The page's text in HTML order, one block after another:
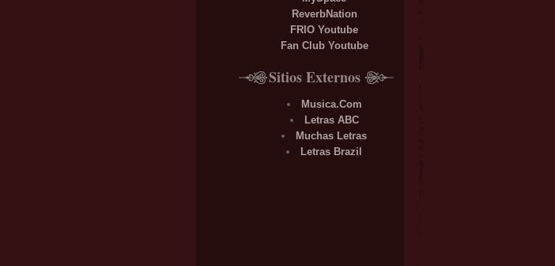
ReverbNation
FRIO Youtube
Fan Club Youtube
Sitios Externos
Musica.Com
Letras ABC
Muchas Letras
Letras Brazil